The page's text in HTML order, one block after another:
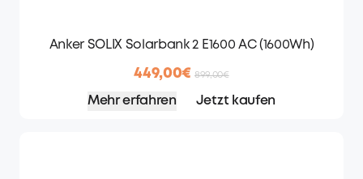
Anker SOLIX Solarbank 2 E1600 AC (1600Wh)
449,00€ 899,00€
Mehr erfahren Jetzt kaufen